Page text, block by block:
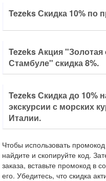
Tezeks Скидка 10% по
Tezeks Акция "Золотая
Стамбуле" скидка 8%.
Tezeks Скидка до 10%
экскурсии с морских
Италии.
Чтобы использовать
найдите и скопируйте код.
заказа, вставьте промокод в
его. Убедитесь, что скидка